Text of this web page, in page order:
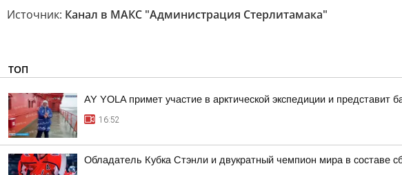
Источник: Канал в МАКС "Администрация Стерлитамака"
ТОП
AY YOLA примет участие в арктической экспедиции и
16:52
Обладатель Кубка Стэнли и двукратный чемпион мира в составе